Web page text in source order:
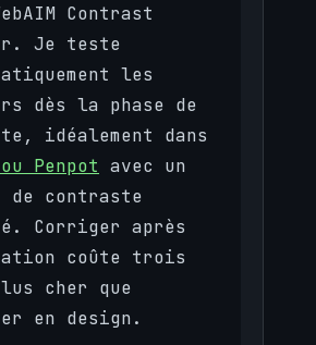
Contrast
Je teste
les
dès la phase de
idéalement dans
Penpot avec un
de contraste
Corriger après
coûte trois
cher que
en design.